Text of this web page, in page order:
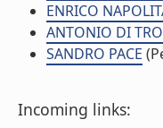
ENRICO
ANTONIO DI
SANDRO PACE
Incoming links: